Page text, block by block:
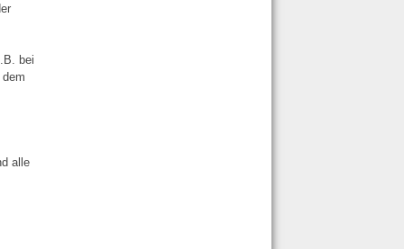
bei
alle